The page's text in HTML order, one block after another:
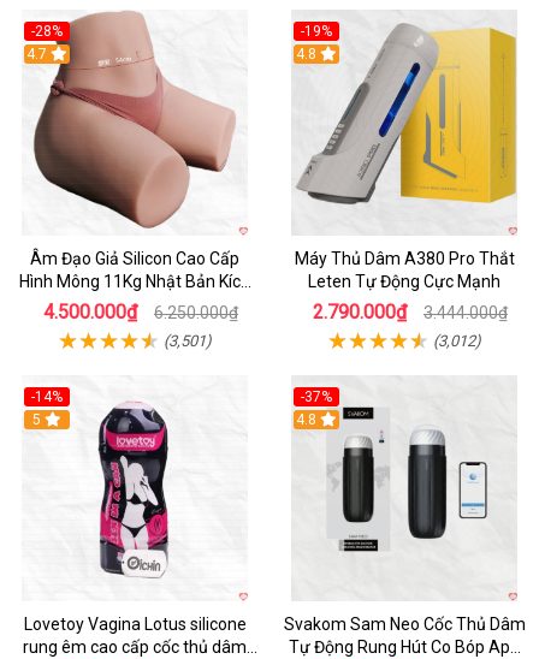
-28%
4.7
Âm Đạo Giả Silicon Cao Cấp
Hình Mông 11Kg Nhật Bản Kích
Thước Như Thật
4.500.000₫ 6.250.000₫
(3,501)
-19%
Hot
4.8
Máy Thủ Dâm A380 Pro Thắt
Leten Tự Động Cực Mạnh
2.790.000₫ 3.444.000₫
(3,012)
-14%
Hot
5
Lovetoy Vagina Lotus silicone
rung êm cao cấp cốc thủ dâm
-37%
4.8
Svakom Sam Neo Cốc Thủ Dâm
Tự Động Rung Hút Co Bóp App